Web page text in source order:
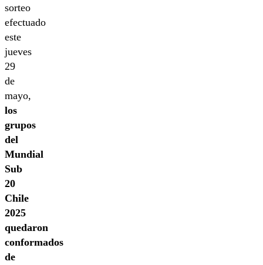
sorteo
efectuado
este
jueves
29
de
mayo,
los
grupos
del
Mundial
Sub
20
Chile
2025
quedaron
conformados
de